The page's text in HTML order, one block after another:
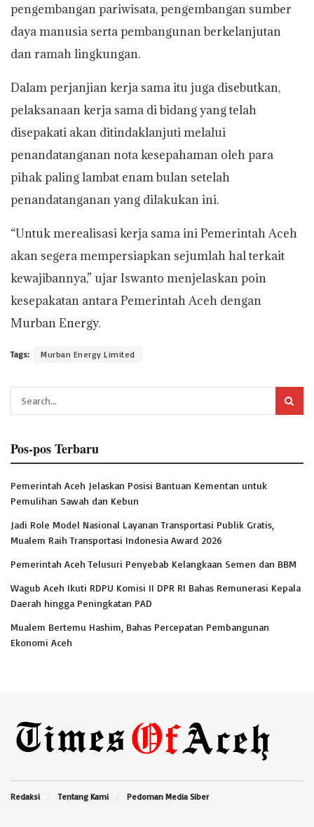
pengembangan pariwisata, pengembangan sumber
daya manusia serta pembangunan berkelanjutan
dan ramah lingkungan.
Dalam perjanjian kerja sama itu juga disebutkan,
pelaksanaan kerja sama di bidang yang telah
disepakati akan ditindaklanjuti melalui
penandatanganan nota kesepahaman oleh para
pihak paling lambat enam bulan setelah
penandatanganan yang dilakukan ini.
“Untuk merealisasi kerja sama ini Pemerintah Aceh
akan segera mempersiapkan sejumlah hal terkait
kewajibannya,” ujar Iswanto menjelaskan poin
kesepakatan antara Pemerintah Aceh dengan
Murban Energy.
Tags: Murban Energy Limited
Pos-pos Terbaru
Pemerintah Aceh Jelaskan Posisi Bantuan Kementan untuk
Pemulihan Sawah dan Kebun
Jadi Role Model Nasional Layanan Transportasi Publik Gratis,
Mualem Raih Transportasi Indonesia Award 2026
Pemerintah Aceh Telusuri Penyebab Kelangkaan Semen dan BBM
Wagub Aceh Ikuti RDPU Komisi II DPR RI Bahas Remunerasi Kepala
Daerah hingga Peningkatan PAD
Mualem Bertemu Hashim, Bahas Percepatan Pembangunan
Ekonomi Aceh
Redaksi Tentang Kami Pedoman Media Siber